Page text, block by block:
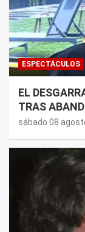
ESPECTÁCULOS
EL
TRAS
SALUD DE
sábado 08